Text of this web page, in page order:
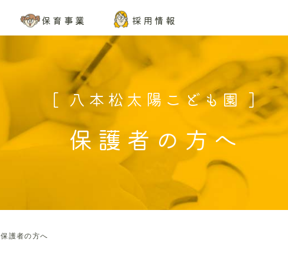
保育事業 採用情報
[ 八本松太陽こども園 ]
保護者の方へ
保護者の方へ